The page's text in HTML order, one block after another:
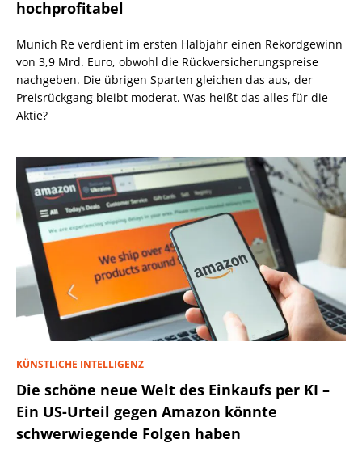
hochprofitabel
Munich Re verdient im ersten Halbjahr einen Rekordgewinn
von 3,9 Mrd. Euro, obwohl die Rückversicherungspreise
nachgeben. Die übrigen Sparten gleichen das aus, der
Preisrückgang bleibt moderat. Was heißt das alles für die
Aktie?
KÜNSTLICHE INTELLIGENZ
Die schöne neue Welt des Einkaufs per KI –
Ein US-Urteil gegen Amazon könnte
schwerwiegende Folgen haben